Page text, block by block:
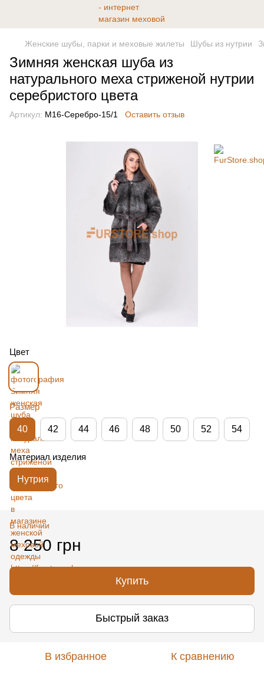
Женские шубы, парки и меховые жилеты Шубы из нутрии
Зимняя женская шуба из
натурального меха стриженой нутрии
серебристого цвета
Артикул: М16-Серебро-15/1 Оставить отзыв
Цвет
Размер
40 42 44 46 48 50 52 54
Материал изделия
Нутрия
В наличии
8 250 грн
Купить
Быстрый заказ
В избранное К сравнению